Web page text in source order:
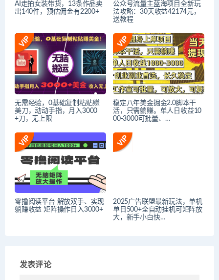
AI走拍女装带货，13条作品卖
出140件，预估佣金有2200+
公众号流量主蓝海项目全新玩
法攻略：30天收益42174元，
送教程
无需经验，0基础复制粘贴赚
美刀，动动手指，月入3000
+刀，无上限
稳定八年美金掘金2.0脚本干
活，只需躺赚。单人日收益10
00-3000可批量、…
零撸阅读平台 解放双手、实现
躺赚收益 矩阵操作日入3000+
2025广告联盟最新玩法，单机
单日500+全自动挂机可矩阵放
大，新手小白快…
发表评论